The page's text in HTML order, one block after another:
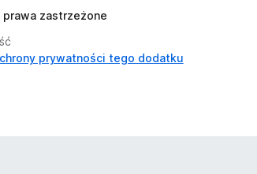
zastrzeżone
prywatności tego dodatku